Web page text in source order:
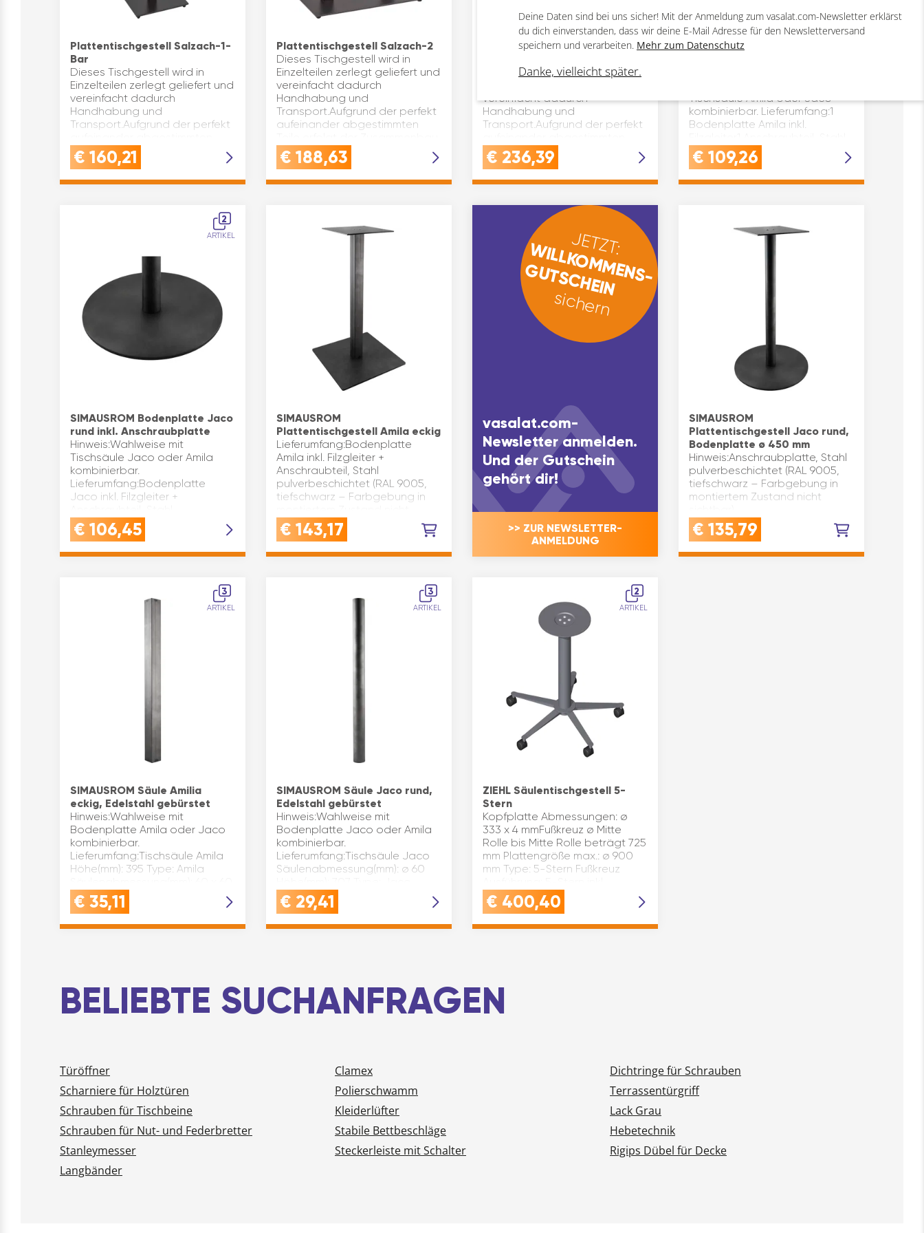
Plattentischgestell Salzach-1-
Bar
Dieses Tischgestell wird in
Einzelteilen zerlegt geliefert und
vereinfacht dadurch
Handhabung und
Transport.Aufgrund der perfekt
Teile erfolgt der Zusammenbau
rasch und unk…
€ 160,21
Plattentischgestell Salzach-2
Dieses Tischgestell wird in
Einzelteilen zerlegt geliefert und
vereinfacht dadurch
Handhabung und
Transport.Aufgrund der perfekt
aufeinander abgestimmten
rasch und unk…
€ 188,63
Plattentischgestell Salzach-2-
Dieses Tischgestell wird in
vereinfacht dadurch
Handhabung und
Transport.Aufgrund der perfekt
Teile erfolgt der Zusammenbau
rasch und unk…
€ 236,39
SIMAUSROM Bodenplatte
Tischsäule Amila oder Jaco
kombinierbar. Lieferumfang:1
Bodenplatte Amila inkl.
pulverbeschichtet (RAL 9005,
tiefschwarz – Farbgebung i…
€ 109,26
2
ARTIKEL
SIMAUSROM Bodenplatte Jaco
rund inkl. Anschraubplatte
Hinweis:Wahlweise mit
Tischsäule Jaco oder Amila
kombinierbar.
Lieferumfang:Bodenplatte
Jaco inkl. Filzgleiter +
pulverbeschichtet (RAL 9005,
tiefschwarz – Farbgebung in …
€ 106,45
SIMAUSROM
Plattentischgestell Amila eckig
Lieferumfang:Bodenplatte
Amila inkl. Filzgleiter +
Anschraubteil, Stahl
pulverbeschichtet (RAL 9005,
tiefschwarz – Farbgebung in
sichtbar)Tischsäule Amila
Säulenabmes…
€ 143,17
JETZT:
WILLKOMMENS-
GUTSCHEIN
sichern
vasalat.com-
Newsletter anmelden.
Und der Gutschein
gehört dir!
>> ZUR NEWSLETTER-
ANMELDUNG
SIMAUSROM
Plattentischgestell Jaco rund,
Bodenplatte ø 450 mm
Hinweis:Anschraubplatte, Stahl
pulverbeschichtet (RAL 9005,
tiefschwarz – Farbgebung in
montiertem Zustand nicht
Lieferumfang:Bodenplatte
Jaco inkl. Filzgleiter +
Anschraubteil, Sta…
€ 135,79
3
ARTIKEL
SIMAUSROM Säule Amilia
eckig, Edelstahl gebürstet
Hinweis:Wahlweise mit
Bodenplatte Amila oder Jaco
kombinierbar.
Lieferumfang:Tischsäule Amila
Höhe(mm): 395 Type: Amila
Oberfläche: schutzlackiert
Material: Schwarzstah…
€ 35,11
3
ARTIKEL
SIMAUSROM Säule Jaco rund,
Edelstahl gebürstet
Hinweis:Wahlweise mit
Bodenplatte Jaco oder Amila
kombinierbar.
Lieferumfang:Tischsäule Jaco
Säulenabmessung(mm): ø 60
Oberfläche: schutzlackiert
Material: Schwarzstahl Mar…
€ 29,41
2
ARTIKEL
ZIEHL Säulentischgestell 5-
Stern
Kopfplatte Abmessungen: ø
333 x 4 mmFußkreuz ø Mitte
Rolle bis Mitte Rolle beträgt 725
mm Plattengröße max.: ø 900
mm Type: 5-Stern Fußkreuz
Möbelrollen Säulenau…
€ 400,40
BELIEBTE SUCHANFRAGEN
Türöffner Clamex
Dichtringe für Schrauben
Scharniere für Holztüren
Polierschwamm
Terrassentürgriff
Schrauben für Tischbeine
Kleiderlüfter
Lack Grau
Schrauben für Nut- und Federbretter
Stabile Bettbeschläge
Hebetechnik
Stanleymesser
Steckerleiste mit Schalter
Rigips Dübel für Decke
Langbänder
Deine Daten sind bei uns sicher! Mit der Anmeldung zum vasalat.com-Newsletter erklärst
du dich einverstanden, dass wir deine E-Mail Adresse für den Newsletterversand
speichern und verarbeiten. Mehr zum Datenschutz
Danke, vielleicht später.